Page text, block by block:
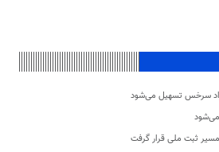
سرخس تسهیل می‌شود